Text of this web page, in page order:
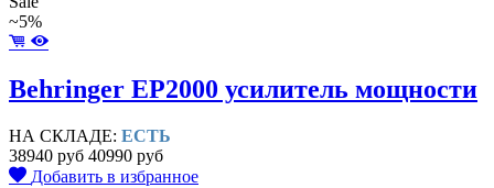
~5%
Behringer EP2000 усилитель мощности
НА СКЛАДЕ: ЕСТЬ
38940 руб 40990 руб
Добавить в избранное